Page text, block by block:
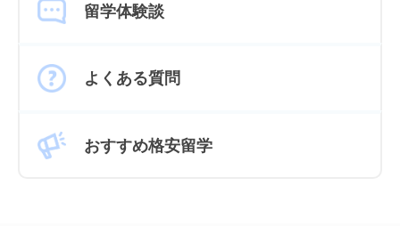
留学体験談
よくある質問
おすすめ格安留学